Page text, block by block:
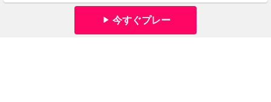
今すぐプレー